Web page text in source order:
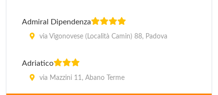
Admiral Dipendenza
via Vigonovese (Località Camin) 88, Padova
Adriatico
via Mazzini 11, Abano Terme